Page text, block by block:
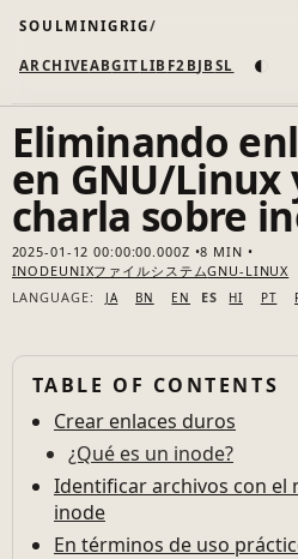
SOULMINIGRIG
ARCHIVEABGIT LIB F2B JB SL ◐
Eliminando
en GNU/Linux
charla sobre
2025-01-12 00:00:00.000Z
8 MIN
INODEUNIXファイルシステムGNU-LINUX
LANGUAGE:
JA BN EN ES HI PT
TABLE OF CONTENTS
Crear enlaces duros
¿Qué es un inode?
Identificar archivos con el
inode
En términos de uso